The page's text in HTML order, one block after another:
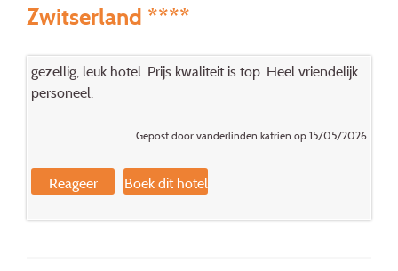
Zwitserland ****
gezellig, leuk hotel. Prijs kwaliteit is top. Heel vriendelijk
personeel.
Gepost door vanderlinden katrien op 15/05/2026
Reageer Boek dit hotel